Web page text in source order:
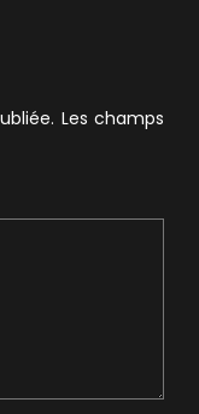
Les champs